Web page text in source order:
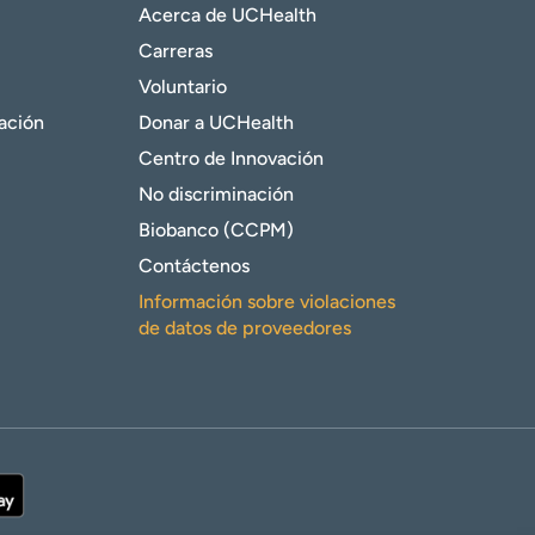
Acerca de UCHealth
Carreras
Voluntario
Donar a UCHealth
Centro de Innovación
No discriminación
Biobanco (CCPM)
Contáctenos
Información sobre violaciones
de datos de proveedores